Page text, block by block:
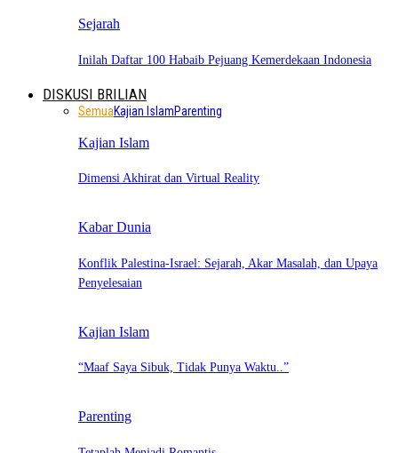
Sejarah
Inilah Daftar 100 Habaib Pejuang Kemerdekaan Indonesia
DISKUSI BRILIAN
SemuaKajian IslamParenting
Kajian Islam
Dimensi Akhirat dan Virtual Reality
Kabar Dunia
Konflik Palestina-Israel: Sejarah, Akar Masalah, dan Upaya
Penyelesaian
Kajian Islam
“Maaf Saya Sibuk, Tidak Punya Waktu..”
Parenting